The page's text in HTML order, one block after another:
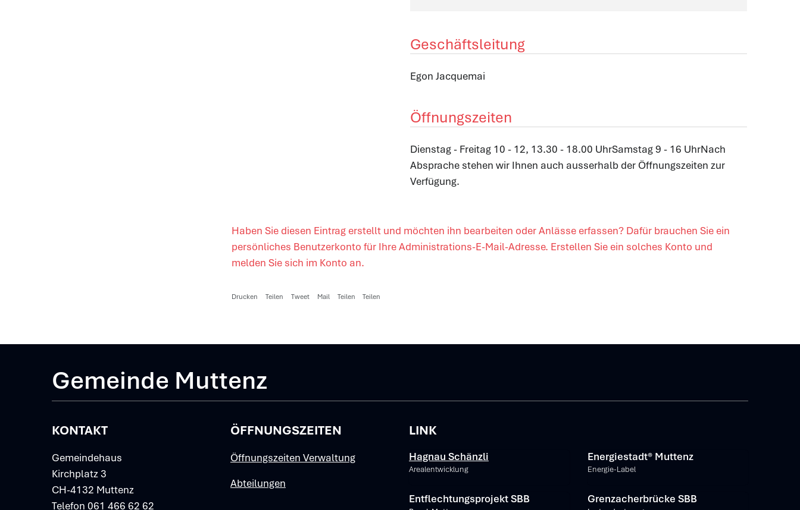
Geschäftsleitung
Egon Jacquemai
Öffnungszeiten
Dienstag - Freitag 10 - 12, 13.30 - 18.00 UhrSamstag 9 - 16 UhrNach
Absprache stehen wir Ihnen auch ausserhalb der Öffnungszeiten zur
Verfügung.
Haben Sie diesen Eintrag erstellt und möchten ihn bearbeiten oder Anlässe erfassen? Dafür brauchen Sie ein
persönliches Benutzerkonto für Ihre Administrations-E-Mail-Adresse. Erstellen Sie ein solches Konto und
melden Sie sich im Konto an.
Drucken Teilen Tweet Mail Teilen Teilen
Gemeinde Muttenz
KONTAKT
Gemeindehaus
Kirchplatz 3
CH-4132 Muttenz
Telefon 061 466 62 62
ÖFFNUNGSZEITEN
Öffnungszeiten Verwaltung
Abteilungen
LINK
Verschiedene Informationen
Hagnau Schänzli
Arealentwicklung
Energiestadt® Muttenz
Energie-Label
Entflechtungsprojekt SBB Grenzacherbrücke SBB